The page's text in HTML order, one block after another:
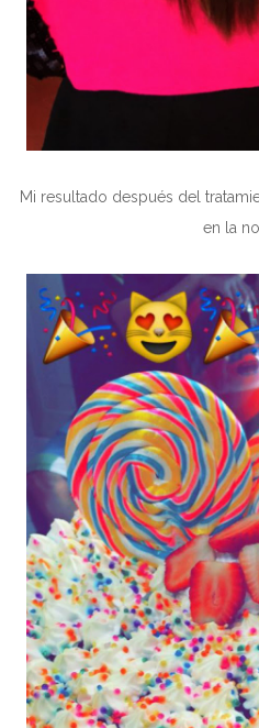
Mi resultado después del
en la